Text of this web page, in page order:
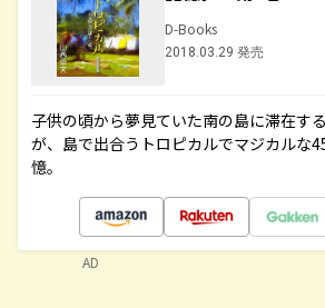
D-Books
2018.03.29 発売
子供の頃から夢見ていた南の島に滞在す
が、島で出合うトロピカルでマジカルな
憶。
AD